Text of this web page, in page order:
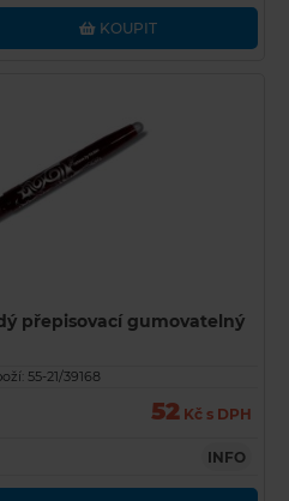
KOUPIT
přepisovací gumovatelný
55-21/39168
52 Kč s DPH
INFO